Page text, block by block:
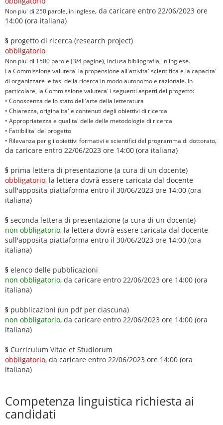
Non piu' di 250 parole, in inglese, da caricare entro 22/06/2023 ore
14:00 (ora italiana)
§ progetto di ricerca (research project)
obbligatorio
Non piu' di 1500 parole (3/4 pagine), inclusa bibliografia, in inglese.
La Commissione valutera' la propensione all'attivita' scientifica e la capacita'
di organizzare le fasi della ricerca in modo autonomo e razionale. In
particolare, la Commissione valutera' i seguenti aspetti del progetto:
• Conoscenza dello stato dell'arte della letteratura
• Chiarezza, originalita' e contenuti degli obiettivi di ricerca
• Appropriatezza e qualita' delle delle metodologie di ricerca
• Fattibilita' del progetto
• Rilevanza per gli obiettivi formativi e scientifici del programma di dottorato,
da caricare entro 22/06/2023 ore 14:00 (ora italiana)
§ prima lettera di presentazione (a cura di un docente)
obbligatorio, la lettera dovrà essere caricata dal docente
sull'apposita piattaforma entro il 30/06/2023 ore 14:00 (ora
italiana)
§ seconda lettera di presentazione (a cura di un docente)
non obbligatorio, la lettera dovrà essere caricata dal docente
sull'apposita piattaforma entro il 30/06/2023 ore 14:00 (ora
italiana)
§ elenco delle pubblicazioni
non obbligatorio, da caricare entro 22/06/2023 ore 14:00 (ora
italiana)
§ pubblicazioni (un pdf per ciascuna)
non obbligatorio, da caricare entro 22/06/2023 ore 14:00 (ora
italiana)
§ Curriculum Vitae et Studiorum
obbligatorio, da caricare entro 22/06/2023 ore 14:00 (ora
italiana)
Competenza linguistica richiesta ai
candidati